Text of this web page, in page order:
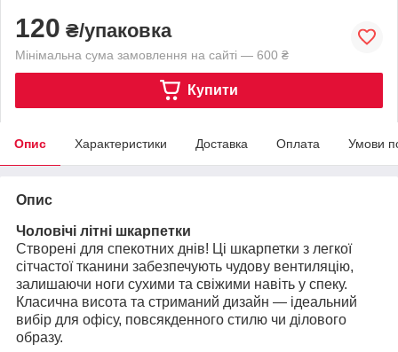
120 ₴/упаковка
Мінімальна сума замовлення на сайті — 600 ₴
Купити
Опис Характеристики Доставка Оплата Умови
Опис
Чоловічі літні шкарпетки
Створені для спекотних днів! Ці шкарпетки з легкої
сітчастої тканини забезпечують чудову вентиляцію,
залишаючи ноги сухими та свіжими навіть у спеку.
Класична висота та стриманий дизайн — ідеальний
вибір для офісу, повсякденного стилю чи ділового
образу.